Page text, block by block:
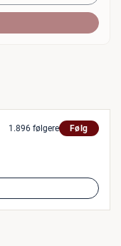
1.896 følgere Følg